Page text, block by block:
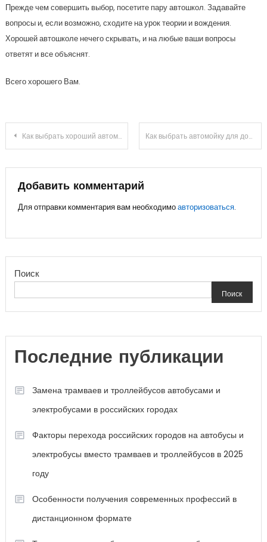
Прежде чем совершить выбор, посетите пару автошкол. Задавайте
вопросы и, если возможно, сходите на урок теории и вождения.
Хорошей автошколе нечего скрывать, и на любые ваши вопросы
ответят и все объяснят.
Всего хорошего Вам.
Навигация
записям
Как выбрать хороший автомобиль Как выбрать автомойку для дома
Добавить комментарий
Для отправки комментария вам необходимоавторизоваться.
Поиск
Поиск
Последние публикации
Замена трамваев и троллейбусов автобусами и
электробусами в российских городах
Факторы перехода российских городов на автобусы и
электробусы вместо трамваев и троллейбусов в 2025
году
Особенности получения современных профессий в
дистанционном формате